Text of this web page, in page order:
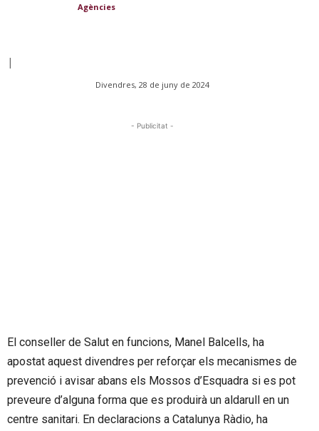
Agències
|
Divendres, 28 de juny de 2024
- Publicitat -
El conseller de Salut en funcions, Manel Balcells, ha
apostat aquest divendres per reforçar els mecanismes de
prevenció i avisar abans els Mossos d’Esquadra si es pot
preveure d’alguna forma que es produirà un aldarull en un
centre sanitari. En declaracions a Catalunya Ràdio, ha